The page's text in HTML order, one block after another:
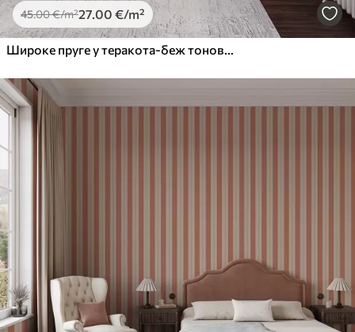
45.00€/m²27.00 €/m²
Широке пруге у теракота-беж тоновима